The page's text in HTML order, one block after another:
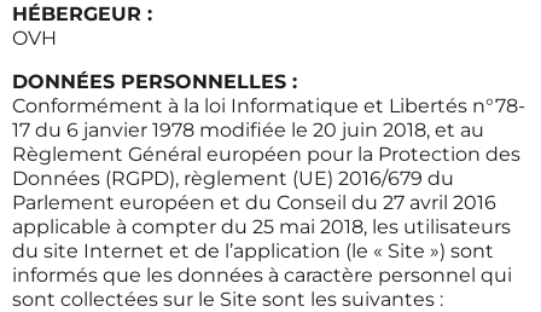
HÉBERGEUR :
OVH
DONNÉES PERSONNELLES :
Conformément à la loi Informatique et Libertés n°78-
17 du 6 janvier 1978 modifiée le 20 juin 2018, et au
Règlement Général européen pour la Protection des
Données (RGPD), règlement (UE) 2016/679 du
Parlement européen et du Conseil du 27 avril 2016
applicable à compter du 25 mai 2018, les utilisateurs
du site Internet et de l’application (le « Site ») sont
informés que les données à caractère personnel qui
sont collectées sur le Site sont les suivantes :